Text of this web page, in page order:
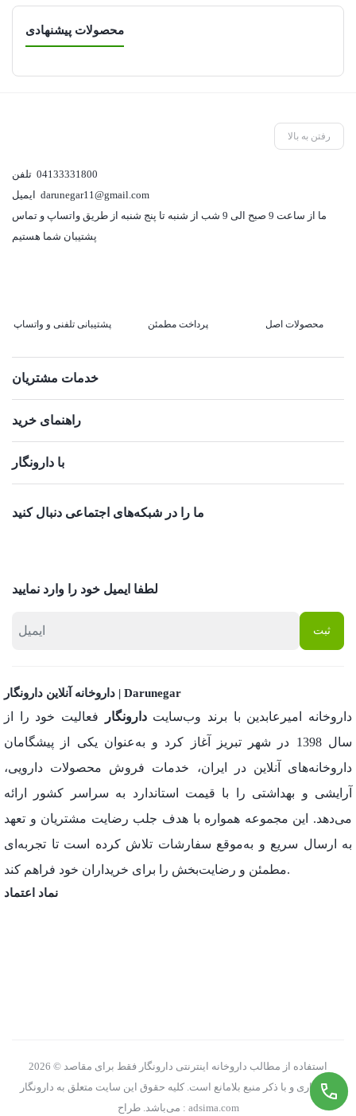
محصولات پیشنهادی
رفتن به بالا
04133331800
darunegar11@gmail.com
ما از ساعت 9 صبح الی 9 شب از شنبه تا پنج شنبه از طریق واتساپ و تماس
پشتیبان شما هستیم
پشتیبانی تلفنی و واتساپ پرداخت مطمئن محصولات اصل
خدمات مشتریان
راهنمای خرید
با دارونگار
ما را در شبکه‌های اجتماعی دنبال کنید
لطفا ایمیل خود را وارد نمایید
داروخانه آنلاین دارونگار | Darunegar
داروخانه امیرعابدین با برند وب‌سایتدارونگار
فعالیت خود را از
سال 1398 در شهر تبریز آغاز کرد و به‌عنوان یکی از پیشگامان
داروخانه‌های آنلاین در ایران، خدمات فروش محصولات دارویی،
آرایشی و بهداشتی را با قیمت استاندارد به سراسر کشور ارائه
می‌دهد. این مجموعه همواره با هدف جلب رضایت مشتریان و تعهد
به ارسال سریع و به‌موقع سفارشات تلاش کرده است تا تجربه‌ای
مطمئن و رضایت‌بخش را برای خریداران خود فراهم کند.
نماد اعتماد
2026 © استفاده از مطالب داروخانه اینترنتی دارونگار فقط برای مقاصد
غیرتجاری و با ذکر منبع بلامانع است. کلیه حقوق این سایت متعلق به دارونگار
می‌باشد. طراح : adsima.com